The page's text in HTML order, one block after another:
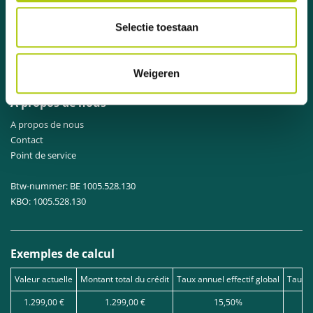
Selectie toestaan
Weigeren
Top 6 des trottinettes électriques
Rétro
A propos de nous
A propos de nous
Contact
Point de service
Btw-nummer: BE 1005.528.130
KBO: 1005.528.130
Exemples de calcul
Valeur actuelle Montant total du crédit Taux annuel effectif global
Taux
1.299,00 €
1.299,00 € 15,50%